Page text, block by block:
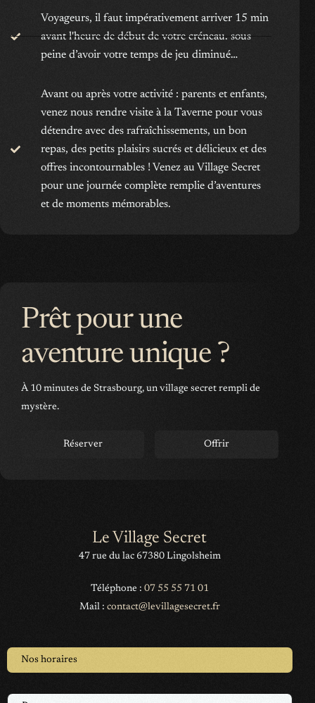
Voyageurs, il faut impérativement arriver 15 min
avant l'heure de début de votre créneau. sous
peine d’avoir votre temps de jeu diminué…
Avant ou après votre activité : parents et enfants,
venez nous rendre visite à la Taverne pour vous
détendre avec des rafraîchissements, un bon
repas, des petits plaisirs sucrés et délicieux et des
offres incontournables ! Venez au Village Secret
pour une journée complète remplie d’aventures
et de moments mémorables.
Prêt pour une
aventure unique ?
À 10 minutes de Strasbourg, un village secret rempli de
mystère.
Réserver Offrir
Le Village Secret
47 rue du lac 67380 Lingolsheim
Téléphone : 07 55 55 71 01
Mail : contact@levillagesecret.fr
Nos horaires